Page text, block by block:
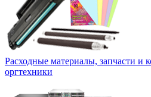
Расходные материалы, запчасти и
оргтехники